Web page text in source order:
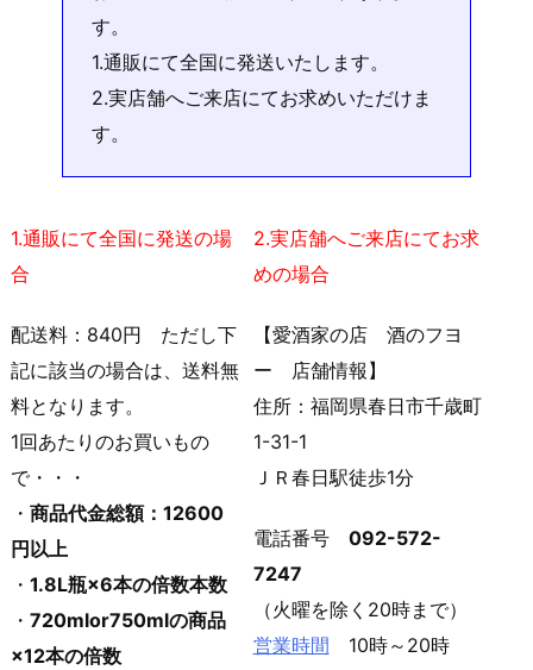
す。
1.通販にて全国に発送いたします。
2.実店舗へご来店にてお求めいただけま
す。
1.通販にて全国に発送の場
合
配送料：840円 ただし下
記に該当の場合は、送料無
料となります。
1回あたりのお買いもの
で・・・
・ 商品代金総額：12600
円以上
・ 1.8L瓶×6本の倍数本数
・ 720mlor750mlの商品
×12本の倍数
2.実店舗へご来店にてお求
めの場合
【愛酒家の店 酒のフヨ
ー 店舗情報】
住所：福岡県春日市千歳町
1-31-1
ＪＲ春日駅徒歩1分
電話番号 092-572-
7247
（火曜を除く20時まで）
営業時間 10時～20時